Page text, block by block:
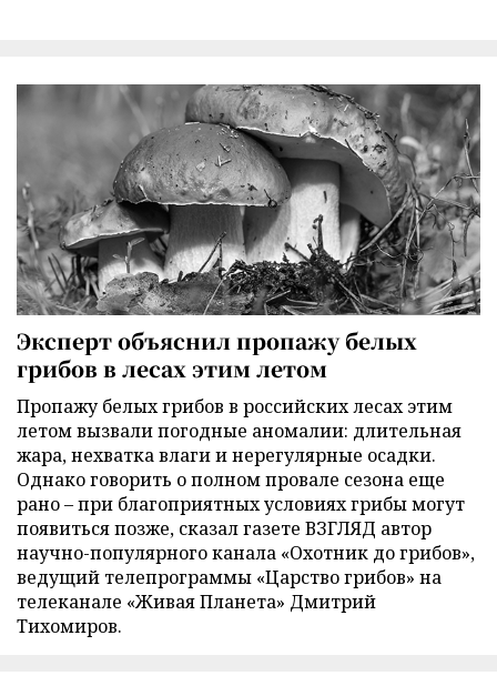
Эксперт объяснил пропажу белых
грибов в лесах этим летом
Пропажу белых грибов в российских лесах этим
летом вызвали погодные аномалии: длительная
жара, нехватка влаги и нерегулярные осадки.
Однако говорить о полном провале сезона еще
рано – при благоприятных условиях грибы могут
появиться позже, сказал газете ВЗГЛЯД автор
научно-популярного канала «Охотник до грибов»,
ведущий телепрограммы «Царство грибов» на
телеканале «Живая Планета» Дмитрий
Тихомиров.